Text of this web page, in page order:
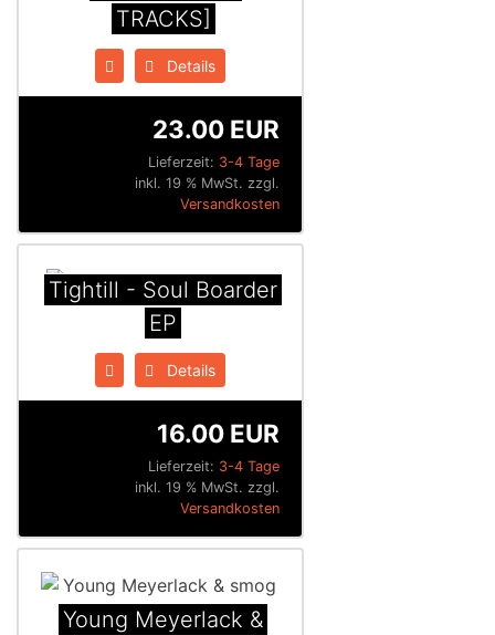
TRACKS]
Details
Lieferzeit: 3-4 Tage
23.00 EUR
inkl. 19 % MwSt. zzgl.
Versandkosten
Tightill - Soul Boarder
EP
Details
Lieferzeit: 3-4 Tage
16.00 EUR
inkl. 19 % MwSt. zzgl.
Versandkosten
Young Meyerlack &